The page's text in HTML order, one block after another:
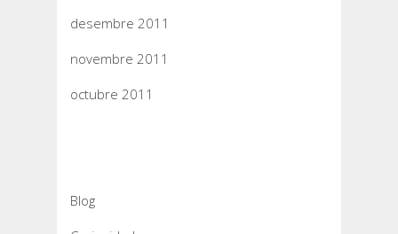
desembre 2011
novembre 2011
octubre 2011
Blog